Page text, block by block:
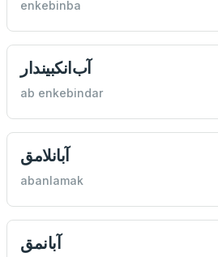
enkebinba
آب‌انكبیندار
ab enkebindar
آبانلامق
abanlamak
آبانمق